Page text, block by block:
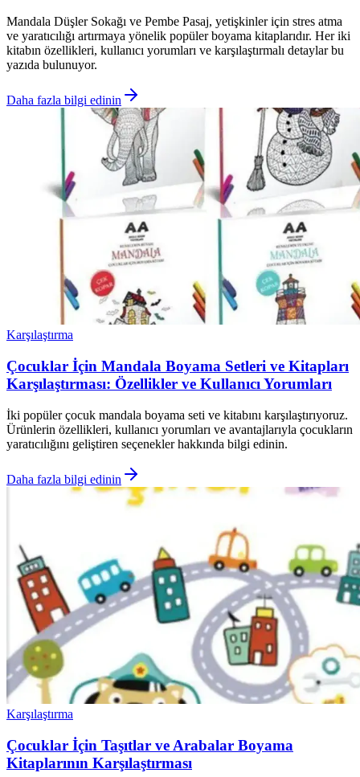
Mandala Düşler Sokağı ve Pembe Pasaj, yetişkinler için stres atma
ve yaratıcılığı artırmaya yönelik popüler boyama kitaplarıdır. Her iki
kitabın özellikleri, kullanıcı yorumları ve karşılaştırmalı detaylar bu
yazıda bulunuyor.
Daha fazla bilgi edinin
Karşılaştırma
Çocuklar İçin Mandala Boyama Setleri ve Kitapları
Karşılaştırması: Özellikler ve Kullanıcı Yorumları
İki popüler çocuk mandala boyama seti ve kitabını karşılaştırıyoruz.
Ürünlerin özellikleri, kullanıcı yorumları ve avantajlarıyla çocukların
yaratıcılığını geliştiren seçenekler hakkında bilgi edinin.
Daha fazla bilgi edinin
Karşılaştırma
Çocuklar İçin Taşıtlar ve Arabalar Boyama
Kitaplarının Karşılaştırması